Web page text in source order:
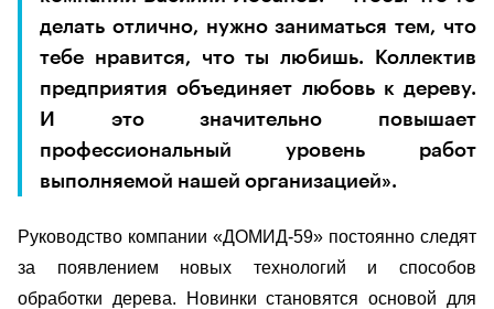
делать отлично, нужно заниматься тем, что
тебе нравится, что ты любишь. Коллектив
предприятия объединяет любовь к дереву.
И это значительно повышает
профессиональный уровень работ
выполняемой нашей организацией».
Руководство компании «ДОМИД-59» постоянно следят
за появлением новых технологий и способов
обработки дерева. Новинки становятся основой для